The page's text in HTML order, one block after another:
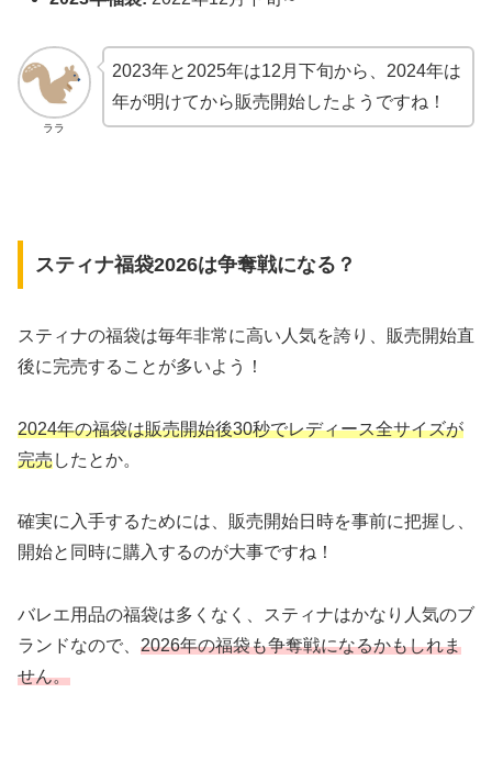
ララ
2023年と2025年は12月下旬から、2024年は
年が明けてから販売開始したようですね！
スティナ福袋2026は争奪戦になる？
スティナの福袋は毎年非常に高い人気を誇り、販売開始直
後に完売することが多いよう！
2024年の福袋は販売開始後30秒でレディース全サイズが
完売したとか。
確実に入手するためには、販売開始日時を事前に把握し、
開始と同時に購入するのが大事ですね！
バレエ用品の福袋は多くなく、スティナはかなり人気のブ
ランドなので、 2026年の福袋も争奪戦になるかもしれま
せん。